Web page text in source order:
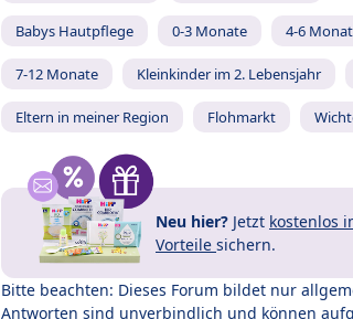
Babys Hautpflege 0-3 Monate 4-6
7-12 Monate Kleinkinder im 2. Lebensjahr
Eltern in meiner Region Flohmarkt
Neu hier? Jetzt kostenlos
Vorteile sichern.
Bitte beachten: Dieses Forum bildet nur
Antworten sind unverbindlich und können